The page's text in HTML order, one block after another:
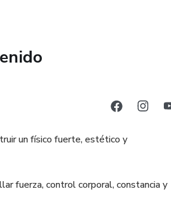
un físico fuerte, estético y
fuerza, control corporal, constancia y